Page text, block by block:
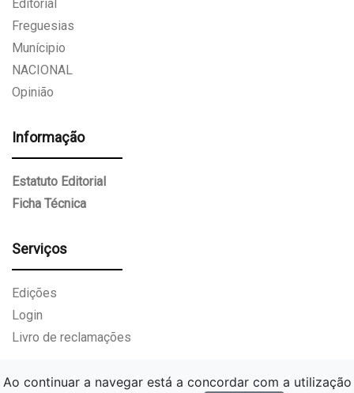
Editorial
Freguesias
Munícipio
NACIONAL
Opinião
Informação
Estatuto Editorial
Ficha Técnica
Serviços
Edições
Login
Livro de reclamações
Ao continuar a navegar está a concordar com a utilização